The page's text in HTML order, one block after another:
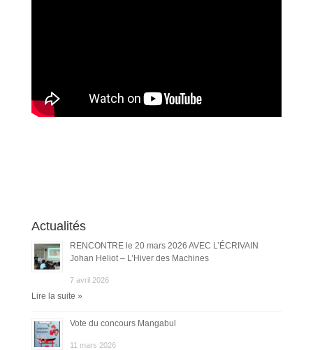
Actualités
RENCONTRE le 20 mars 2026 AVEC L’ÉCRIVAIN
Johan Heliot – L’Hiver des Machines
7 avril 2026
Lire la suite »
Vote du concours Mangabul
11 mars 2026